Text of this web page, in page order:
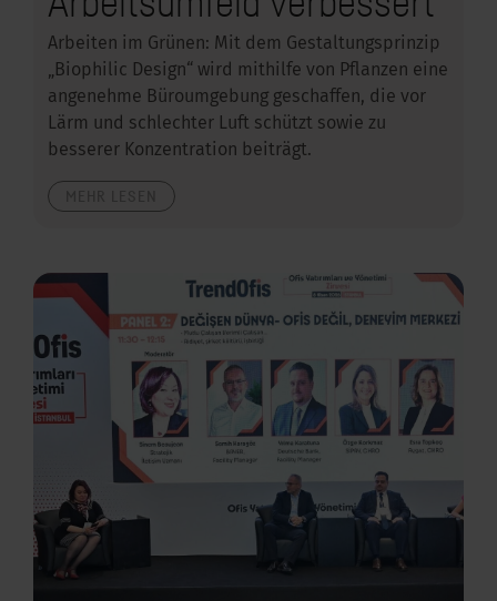
Arbeiten im Grünen: Mit dem Gestaltungsprinzip
„Biophilic Design“ wird mithilfe von Pflanzen eine
angenehme Büroumgebung geschaffen, die vor
Lärm und schlechter Luft schützt sowie zu
besserer Konzentration beiträgt.